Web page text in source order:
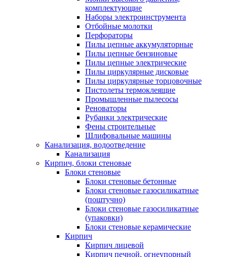
комплектующие
Наборы электроинструмента
Отбойные молотки
Перфораторы
Пилы цепные аккумуляторные
Пилы цепные бензиновые
Пилы цепные электрические
Пилы циркулярные дисковые
Пилы циркулярные торцовочные
Пистолеты термоклеящие
Промышленные пылесосы
Реноваторы
Рубанки электрические
Фены строительные
Шлифовальные машины
Канализация, водоотведение
Канализация
Кирпич, блоки стеновые
Блоки стеновые
Блоки стеновые бетонные
Блоки стеновые газосиликатные
(поштучно)
Блоки стеновые газосиликатные
(упаковки)
Блоки стеновые керамические
Кирпич
Кирпич лицевой
Кирпич печной, огнеупорный